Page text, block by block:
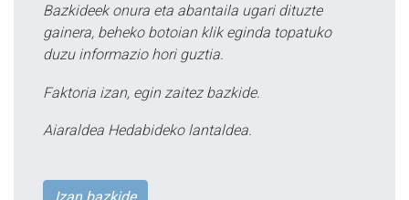
Bazkideek onura eta abantaila ugari dituzte
gainera, beheko botoian klik eginda topatuko
duzu informazio hori guztia.
Faktoria izan, egin zaitez bazkide.
Aiaraldea Hedabideko lantaldea.